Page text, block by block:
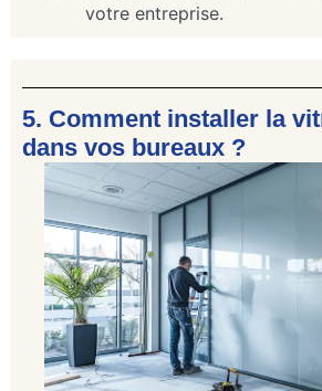
votre entreprise.
5. Comment installer la
dans vos bureaux ?